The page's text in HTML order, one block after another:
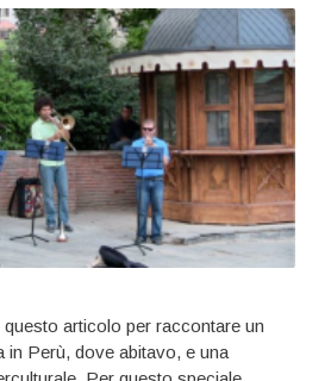
articolo per raccontare un
in Perù, dove abitavo, e una